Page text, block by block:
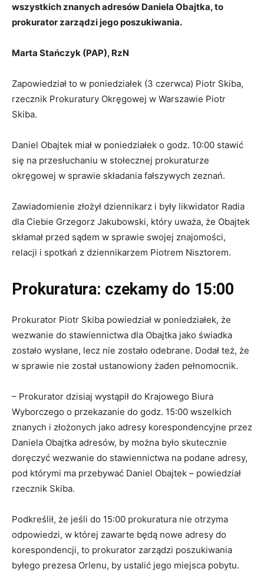
wszystkich znanych adresów Daniela Obajtka, to
prokurator zarządzi jego poszukiwania.
Marta Stańczyk (PAP), RzN
Zapowiedział to w poniedziałek (3 czerwca) Piotr Skiba,
rzecznik Prokuratury Okręgowej w Warszawie Piotr
Skiba.
Daniel Obajtek miał w poniedziałek o godz. 10:00 stawić
się na przesłuchaniu w stołecznej prokuraturze
okręgowej w sprawie składania fałszywych zeznań.
Zawiadomienie złożył dziennikarz i były likwidator Radia
dla Ciebie Grzegorz Jakubowski, który uważa, że Obajtek
skłamał przed sądem w sprawie swojej znajomości,
relacji i spotkań z dziennikarzem Piotrem Nisztorem.
Prokuratura: czekamy do 15:00
Prokurator Piotr Skiba powiedział w poniedziałek, że
wezwanie do stawiennictwa dla Obajtka jako świadka
zostało wysłane, lecz nie zostało odebrane. Dodał też, że
w sprawie nie został ustanowiony żaden pełnomocnik.
– Prokurator dzisiaj wystąpił do Krajowego Biura
Wyborczego o przekazanie do godz. 15:00 wszelkich
znanych i złożonych jako adresy korespondencyjne przez
Daniela Obajtka adresów, by można było skutecznie
doręczyć wezwanie do stawiennictwa na podane adresy,
pod którymi ma przebywać Daniel Obajtek – powiedział
rzecznik Skiba.
Podkreślił, że jeśli do 15:00 prokuratura nie otrzyma
odpowiedzi, w której zawarte będą nowe adresy do
korespondencji, to prokurator zarządzi poszukiwania
byłego prezesa Orlenu, by ustalić jego miejsca pobytu.